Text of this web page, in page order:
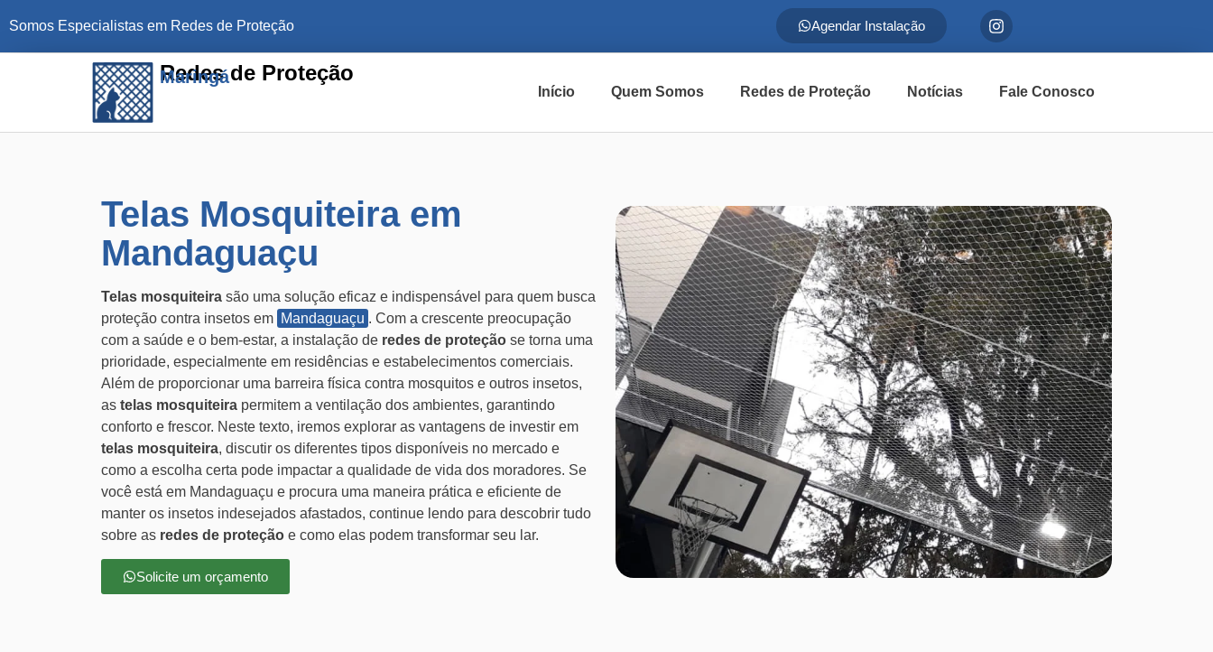
Somos Especialistas em Redes de Proteção Agendar Instalação
Redes de Proteção
Maringá
Início Quem Somos Redes de Proteção Notícias Fale Conosco
Telas Mosquiteira em
Mandaguaçu
Telas mosquiteira são uma solução eficaz e indispensável para quem busca
proteção contra insetos em Mandaguaçu . Com a crescente preocupação
com a saúde e o bem-estar, a instalação de redes de proteção se torna uma
prioridade, especialmente em residências e estabelecimentos comerciais.
Além de proporcionar uma barreira física contra mosquitos e outros insetos,
as telas mosquiteira permitem a ventilação dos ambientes, garantindo
conforto e frescor. Neste texto, iremos explorar as vantagens de investir em
telas mosquiteira, discutir os diferentes tipos disponíveis no mercado e
como a escolha certa pode impactar a qualidade de vida dos moradores. Se
você está em Mandaguaçu e procura uma maneira prática e eficiente de
manter os insetos indesejados afastados, continue lendo para descobrir tudo
sobre as redes de proteção e como elas podem transformar seu lar.
Solicite um orçamento